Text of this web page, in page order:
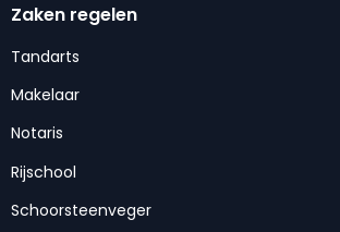
Zaken regelen
Tandarts
Makelaar
Notaris
Rijschool
Schoorsteenveger